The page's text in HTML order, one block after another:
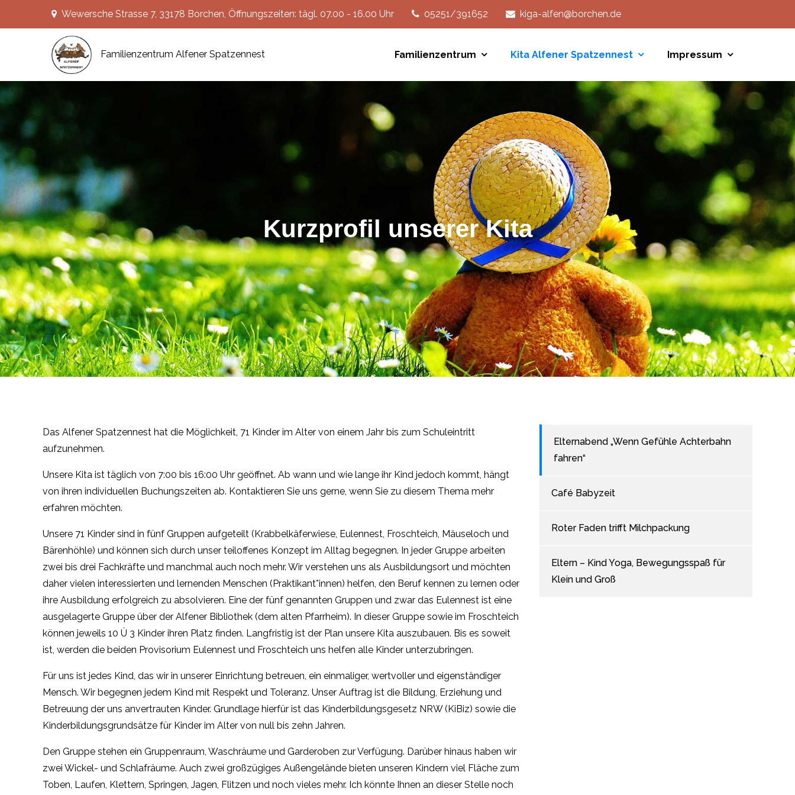
Wewersche Strasse 7, 33178 Borchen, Öffnungszeiten: tägl. 07.00 - 16.00 Uhr 05251/391652 kiga-alfen@borchen.de
Familienzentrum Alfener Spatzennest Familienzentrum Kita Alfener Spatzennest Impressum
Kurzprofil unserer Kita
Das Alfener Spatzennest hat die Möglichkeit, 71 Kinder im Alter von einem Jahr bis zum Schuleintritt
aufzunehmen.
Unsere Kita ist täglich von 7:00 bis 16:00 Uhr geöffnet. Ab wann und wie lange ihr Kind jedoch kommt, hängt
von ihren individuellen Buchungszeiten ab. Kontaktieren Sie uns gerne, wenn Sie zu diesem Thema mehr
erfahren möchten.
Unsere 71 Kinder sind in fünf Gruppen aufgeteilt (Krabbelkäferwiese, Eulennest, Froschteich, Mäuseloch und
Bärenhöhle) und können sich durch unser teiloffenes Konzept im Alltag begegnen. In jeder Gruppe arbeiten
zwei bis drei Fachkräfte und manchmal auch noch mehr. Wir verstehen uns als Ausbildungsort und möchten
daher vielen interessierten und lernenden Menschen (Praktikant*innen) helfen, den Beruf kennen zu lernen oder
ihre Ausbildung erfolgreich zu absolvieren. Eine der fünf genannten Gruppen und zwar das Eulennest ist eine
ausgelagerte Gruppe über der Alfener Bibliothek (dem alten Pfarrheim). In dieser Gruppe sowie im Froschteich
können jeweils 10 Ü 3 Kinder ihren Platz finden. Langfristig ist der Plan unsere Kita auszubauen. Bis es soweit
ist, werden die beiden Provisorium Eulennest und Froschteich uns helfen alle Kinder unterzubringen.
Für uns ist jedes Kind, das wir in unserer Einrichtung betreuen, ein einmaliger, wertvoller und eigenständiger
Mensch. Wir begegnen jedem Kind mit Respekt und Toleranz. Unser Auftrag ist die Bildung, Erziehung und
Betreuung der uns anvertrauten Kinder. Grundlage hierfür ist das Kinderbildungsgesetz NRW (KiBiz) sowie die
Kinderbildungsgrundsätze für Kinder im Alter von null bis zehn Jahren.
Den Gruppe stehen ein Gruppenraum, Waschräume und Garderoben zur Verfügung. Darüber hinaus haben wir
zwei Wickel- und Schlafräume. Auch zwei großzügiges Außengelände bieten unseren Kindern viel Fläche zum
Toben, Laufen, Klettern, Springen, Jagen, Flitzen und noch vieles mehr. Ich könnte Ihnen an dieser Stelle noch
Elternabend „Wenn Gefühle Achterbahn
fahren“
Café Babyzeit
Roter Faden trifft Milchpackung
Eltern – Kind Yoga, Bewegungsspaß für
Klein und Groß